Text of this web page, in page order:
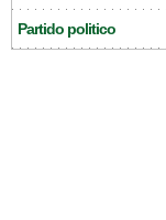
Partido politico